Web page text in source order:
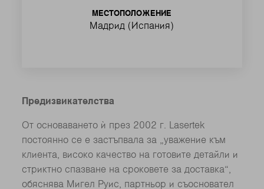
МЕСТОПОЛОЖЕНИЕ
Мадрид (Испания)
Предизвикателства
От основаването ѝ през 2002 г. Lasertek
постоянно се е застъпвала за „уважение към
клиента, високо качество на готовите детайли и
стриктно спазване на сроковете за доставка“,
обяснява Мигел Руис, партньор и съосновател